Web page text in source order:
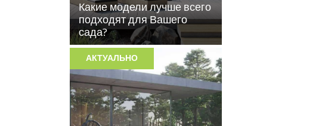
Какие модели лучше всего
подходят для Вашего
сада?
АКТУАЛЬНО